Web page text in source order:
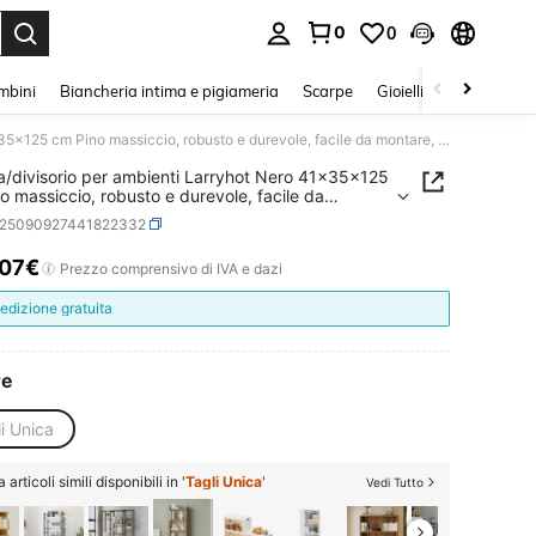
0 0
Biancheria intima e pigiameria Scarpe Gioielli E Accessori
Libreria/divisorio per ambienti Larryhot Nero 41x35x125 cm Pino massiccio, robusto e durevole, facile da montare, stile decorativo, adatto per riporre soprammobili, statuette, libri, piccoli oggetti, ecc.
divisorio per ambienti Larryhot Nero 41x35x125
massiccio, robusto e durevole, facile da
stile decorativo, adatto per riporre
statuette, libri, piccoli oggetti, ecc.
AND AVAILABILITY
Prezzo comprensivo di IVA e dazi
gratuita
Unica
articoli simili disponibili in 'Tagli Unica' Vedi Tutto